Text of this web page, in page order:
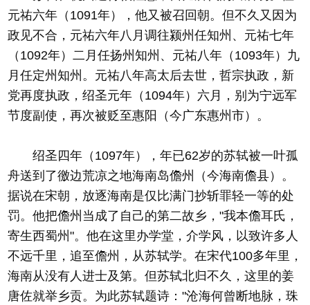
元祐六年（1091年），他又被召回朝。但不久又因为
政见不合，元祐六年八月调往颍州任知州、元祐七年
（1092年）二月任扬州知州、元祐八年（1093年）九
月任定州知州。元祐八年高太后去世，哲宗执政，新
党再度执政，绍圣元年（1094年）六月，别为宁远军
节度副使，再次被贬至惠阳（今广东惠州市）。
绍圣四年（1097年），年已62岁的苏轼被一叶孤
舟送到了徼边荒凉之地海南岛儋州（今海南儋县）。
据说在宋朝，放逐海南是仅比满门抄斩罪轻一等的处
罚。他把儋州当成了自己的第二故乡，"我本儋耳氏，
寄生西蜀州"。他在这里办学堂，介学风，以致许多人
不远千里，追至儋州，从苏轼学。在宋代100多年里，
海南从没有人进士及第。但苏轼北归不久，这里的姜
唐佐就举乡贡。为此苏轼题诗："沧海何曾断地脉，珠